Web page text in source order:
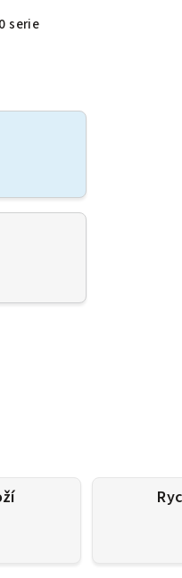
5220
serie